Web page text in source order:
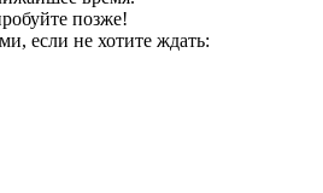
позже!
если не хотите ждать: